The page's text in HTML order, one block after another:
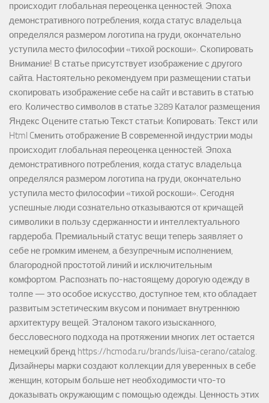
происходит глобальная переоценка ценностей. Эпоха
демонстративного потребления, когда статус владельца
определялся размером логотипа на груди, окончательно
уступила место философии «тихой роскоши». Скопировать
Внимание! В статье присутствует изображение с другого
сайта. Настоятельно рекомендуем при размещении статьи
скопировать изображение себе на сайт и вставить в статью
его. Количество символов в статье 3289 Каталог размещения
Яндекс Оцените статью Текст статьи: Копировать: Текст или
Html Cменить отображение В современной индустрии моды
происходит глобальная переоценка ценностей. Эпоха
демонстративного потребления, когда статус владельца
определялся размером логотипа на груди, окончательно
уступила место философии «тихой роскоши». Сегодня
успешные люди сознательно отказываются от кричащей
символики в пользу сдержанности и интеллектуального
гардероба. Премиальный статус вещи теперь заявляет о
себе не громким именем, а безупречным исполнением,
благородной простотой линий и исключительным
комфортом. Распознать по-настоящему дорогую одежду в
толпе — это особое искусство, доступное тем, кто обладает
развитым эстетическим вкусом и понимает внутреннюю
архитектуру вещей. Эталоном такого изысканного,
бессловесного подхода на протяжении многих лет остается
немецкий бренд https://hcmoda.ru/brands/luisa-cerano/catalog.
Дизайнеры марки создают коллекции для уверенных в себе
женщин, которым больше нет необходимости что-то
доказывать окружающим с помощью одежды. Ценность этих